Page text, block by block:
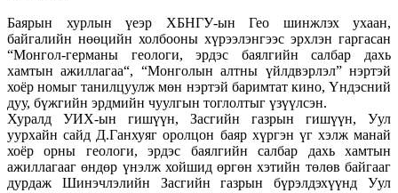
Баярын хурлын үеэр ХБНГУ-ын Гео шинжлэх ухаан,
байгалийн нөөцийн холбооны хүрээлэнгээс эрхлэн гаргасан
“Монгол-германы геологи, эрдэс баялгийн салбар дахь
хамтын ажиллагаа“, “Монголын алтны үйлдвэрлэл” нэртэй
хоёр номыг танилцуулж мөн нэртэй баримтат кино, Үндэсний
дуу, бүжгийн эрдмийн чуулгын тоглолтыг үзүүлсэн.
Хуралд УИХ-ын гишүүн, Засгийн газрын гишүүн, Уул
уурхайн сайд Д.Ганхуяг оролцон баяр хүргэн үг хэлж манай
хоёр орны геологи, эрдэс баялгийн салбар дахь хамтын
ажиллагааг өндөр үнэлж хойшид өргөн хэтийн төлөв байгааг
дурдаж Шинэчлэлийн Засгийн газрын бүрэлдэхүүнд Уул